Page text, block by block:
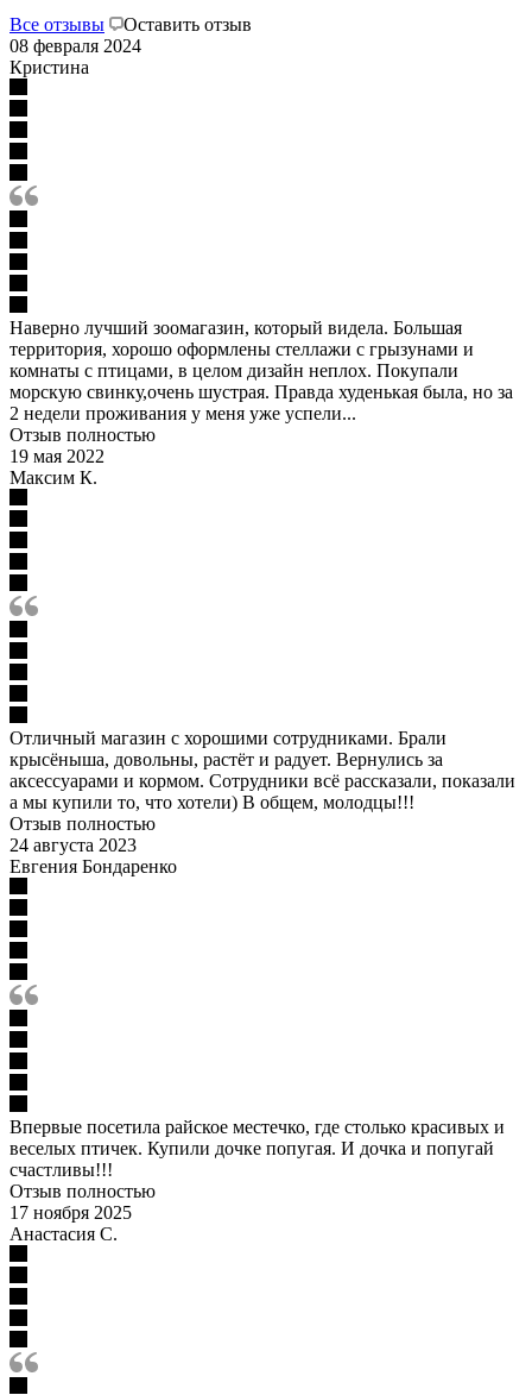
Все отзывы
Оставить отзыв
08 февраля 2024
Кристина
Наверно лучший зоомагазин, который видела. Большая
территория, хорошо оформлены стеллажи с грызунами и
комнаты с птицами, в целом дизайн неплох. Покупали
морскую свинку,очень шустрая. Правда худенькая была, но за
2 недели проживания у меня уже успели...
Отзыв полностью
19 мая 2022
Максим К.
Отличный магазин с хорошими сотрудниками. Брали
крысёныша, довольны, растёт и радует. Вернулись за
аксессуарами и кормом. Сотрудники всё рассказали, показали
а мы купили то, что хотели) В общем, молодцы!!!
Отзыв полностью
24 августа 2023
Евгения Бондаренко
Впервые посетила райское местечко, где столько красивых и
веселых птичек. Купили дочке попугая. И дочка и попугай
счастливы!!!
Отзыв полностью
17 ноября 2025
Анастасия С.